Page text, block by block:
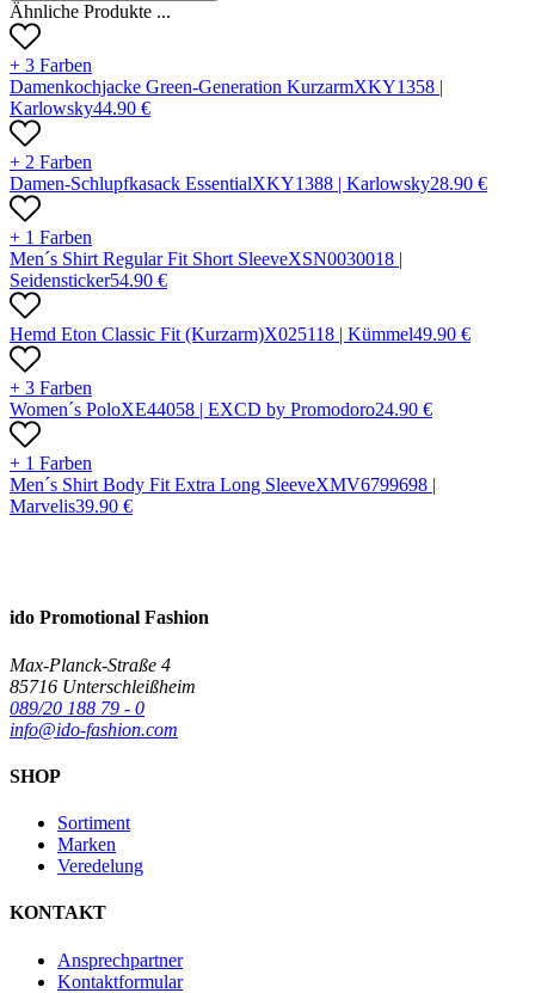
Ähnliche Produkte ...
+ 3 Farben
Damenkochjacke Green-Generation KurzarmXKY1358 |
Karlowsky44.90 €
+ 2 Farben
Damen-Schlupfkasack EssentialXKY1388 | Karlowsky28.90 €
+ 1 Farben
Men´s Shirt Regular Fit Short SleeveXSN0030018 |
Seidensticker54.90 €
Hemd Eton Classic Fit (Kurzarm)X025118 | Kümmel49.90 €
+ 3 Farben
Women´s PoloXE44058 | EXCD by Promodoro24.90 €
+ 1 Farben
Men´s Shirt Body Fit Extra Long SleeveXMV6799698 |
Marvelis39.90 €
ido Promotional Fashion
Max-Planck-Straße 4
85716 Unterschleißheim
089/20 188 79 - 0
info@ido-fashion.com
SHOP
Sortiment
Marken
Veredelung
KONTAKT
Ansprechpartner
Kontaktformular